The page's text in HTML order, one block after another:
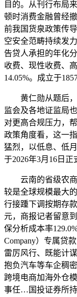
目的。从刊行布局
顿时消费金融曾经
前我国货泉政策传
空安全范畴持续发
告贷人承担的年化
收费、现性收费、
14.05%。成立于1857
黄仁勋从题后，
监会及各地证监局
对更高合规压力，
政策角度看，这一
猛烈，以低息、低
于2026年3月16日
云南的省级农商
较是全球规模最大
行接踵下调按期存
元，商报记者留意
保分析成本率
Company）专属贷
雷厉风行、既能计
抱负汽车等车企稠
跨境电商加海外仓
事任…国投证券所